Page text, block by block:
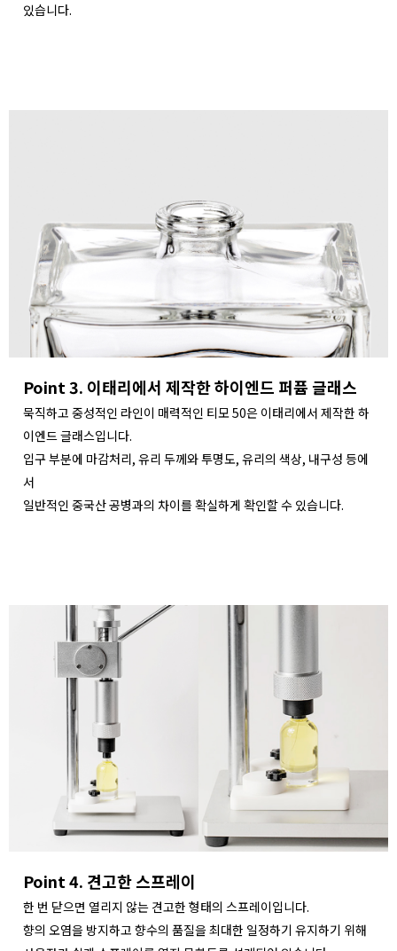
있습니다.
Point 3. 이태리에서 제작한 하이엔드 퍼퓸 글래스
묵직하고 중성적인 라인이 매력적인 티모 50은 이태리에서 제작한 하
이엔드 글래스입니다.
입구 부분에 마감처리, 유리 두께와 투명도, 유리의 색상, 내구성 등에
서
일반적인 중국산 공병과의 차이를 확실하게 확인할 수 있습니다.
Point 4. 견고한 스프레이
한 번 닫으면 열리지 않는 견고한 형태의 스프레이입니다.
향의 오염을 방지하고 향수의 품질을 최대한 일정하기 유지하기 위해